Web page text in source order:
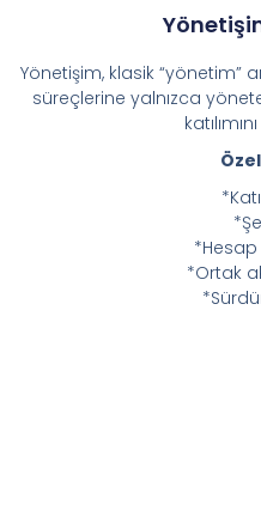
Yönetişim, klasik “yönetim”
süreçlerine yalnızca
*Hesap
*Ortak